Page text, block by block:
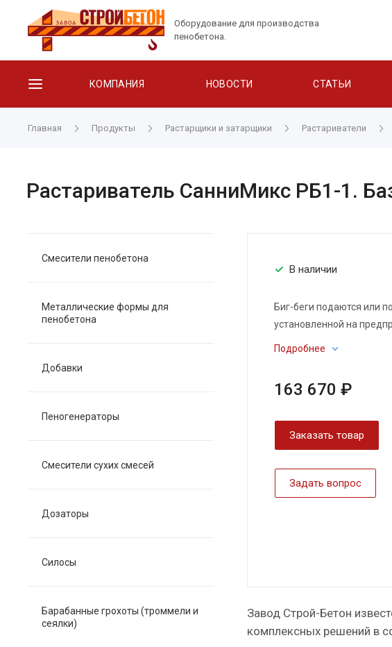
Оборудование для производства
пенобетона.
КОМПАНИЯ НОВОСТИ СТАТЬИ
Главная Продукты Растарщики и затарщики Растариватели
Растариватель СанниМикс РБ1-1.
В наличии
Биг-беги подаются или
установленной на
Подробнее
163 670 ₽
Заказать товар
Задать вопрос
Завод Строй-Бетон
комплексных решений в
Смесители пенобетона
Металлические формы для
пенобетона
Добавки
Пеногенераторы
Смесители сухих смесей
Дозаторы
Силосы
Барабанные грохоты (троммели и
сеялки)